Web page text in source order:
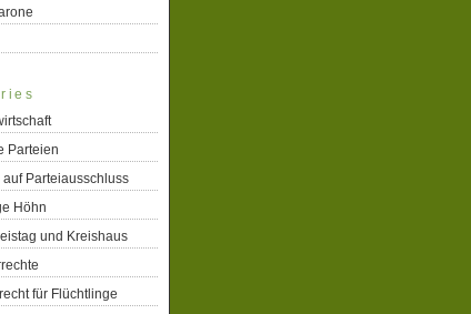
Parteien
auf Parteiausschluss
Höhn
und Kreishaus
für Flüchtlinge